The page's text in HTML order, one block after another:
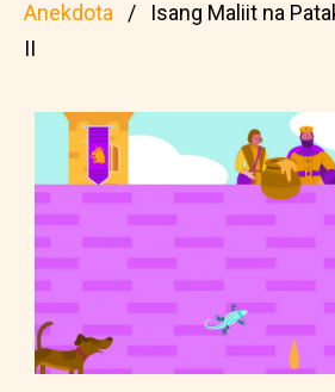
Anekdota
Isang Maliit na
II